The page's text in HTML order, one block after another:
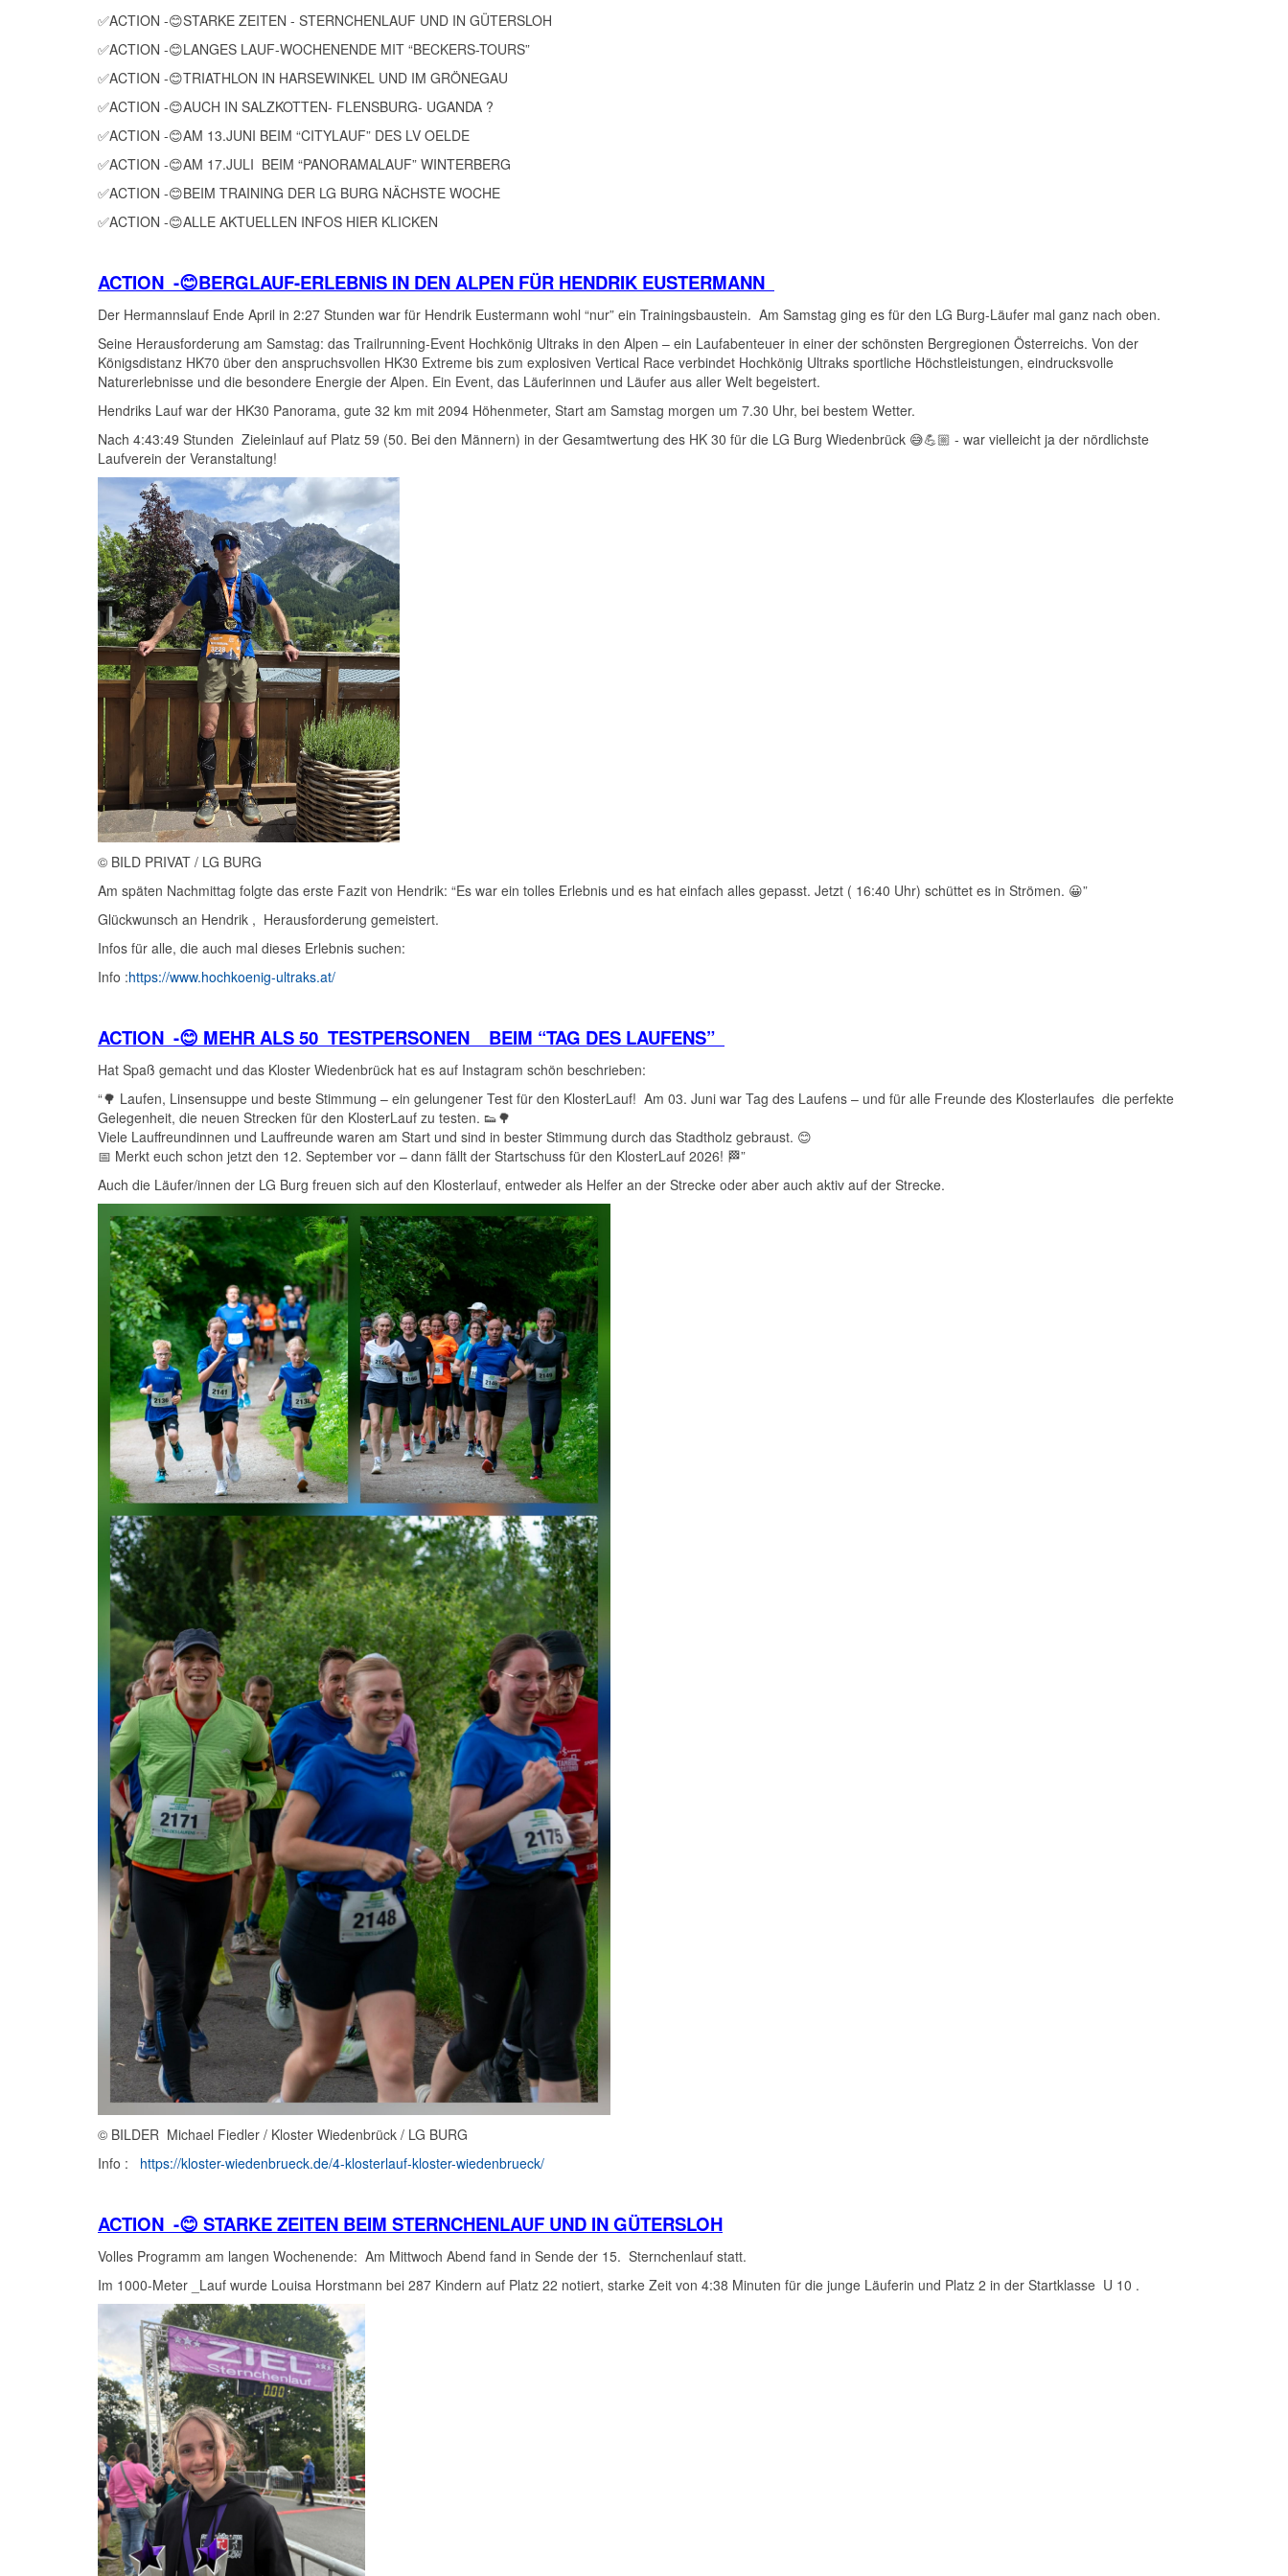
✅ACTION -😊STARKE ZEITEN - STERNCHENLAUF UND IN GÜTERSLOH
✅ACTION -😊LANGES LAUF-WOCHENENDE MIT “BECKERS-TOURS”
✅ACTION -😊TRIATHLON IN HARSEWINKEL UND IM GRÖNEGAU
✅ACTION -😊AUCH IN SALZKOTTEN- FLENSBURG- UGANDA ?
✅ACTION -😊AM 13.JUNI BEIM “CITYLAUF” DES LV OELDE
✅ACTION -😊AM 17.JULI BEIM “PANORAMALAUF” WINTERBERG
✅ACTION -😊BEIM TRAINING DER LG BURG NÄCHSTE WOCHE
✅ACTION -😊ALLE AKTUELLEN INFOS HIER KLICKEN
ACTION -😊BERGLAUF-ERLEBNIS IN DEN ALPEN FÜR HENDRIK EUSTERMANN
Der Hermannslauf Ende April in 2:27 Stunden war für Hendrik Eustermann wohl “nur” ein Trainingsbaustein. Am Samstag ging es für den LG Burg-Läufer mal ganz nach oben.
Seine Herausforderung am Samstag: das Trailrunning-Event Hochkönig Ultraks in den Alpen – ein Laufabenteuer in einer der schönsten Bergregionen Österreichs. Von der
Königsdistanz HK70 über den anspruchsvollen HK30 Extreme bis zum explosiven Vertical Race verbindet Hochkönig Ultraks sportliche Höchstleistungen, eindrucksvolle
Naturerlebnisse und die besondere Energie der Alpen. Ein Event, das Läuferinnen und Läufer aus aller Welt begeistert.
Hendriks Lauf war der HK30 Panorama, gute 32 km mit 2094 Höhenmeter, Start am Samstag morgen um 7.30 Uhr, bei bestem Wetter.
Nach 4:43:49 Stunden Zieleinlauf auf Platz 59 (50. Bei den Männern) in der Gesamtwertung des HK 30 für die LG Burg Wiedenbrück 😅💪🏼 - war vielleicht ja der nördlichste
Laufverein der Veranstaltung!
© BILD PRIVAT / LG BURG
Am späten Nachmittag folgte das erste Fazit von Hendrik: “Es war ein tolles Erlebnis und es hat einfach alles gepasst. Jetzt ( 16:40 Uhr) schüttet es in Strömen. 😀”
Glückwunsch an Hendrik , Herausforderung gemeistert.
Infos für alle, die auch mal dieses Erlebnis suchen:
Info :https://www.hochkoenig-ultraks.at/
ACTION -😊 MEHR ALS 50 TESTPERSONEN BEIM “TAG DES LAUFENS”
Hat Spaß gemacht und das Kloster Wiedenbrück hat es auf Instagram schön beschrieben:
“🌳 Laufen, Linsensuppe und beste Stimmung – ein gelungener Test für den KlosterLauf! Am 03. Juni war Tag des Laufens – und für alle Freunde des Klosterlaufes die perfekte
Gelegenheit, die neuen Strecken für den KlosterLauf zu testen. 👟🌳
Viele Lauffreundinnen und Lauffreunde waren am Start und sind in bester Stimmung durch das Stadtholz gebraust. 😊
📅 Merkt euch schon jetzt den 12. September vor – dann fällt der Startschuss für den KlosterLauf 2026! 🏁”
Auch die Läufer/innen der LG Burg freuen sich auf den Klosterlauf, entweder als Helfer an der Strecke oder aber auch aktiv auf der Strecke.
© BILDER Michael Fiedler / Kloster Wiedenbrück / LG BURG
Info : https://kloster-wiedenbrueck.de/4-klosterlauf-kloster-wiedenbrueck/
ACTION -😊 STARKE ZEITEN BEIM STERNCHENLAUF UND IN GÜTERSLOH
Volles Programm am langen Wochenende: Am Mittwoch Abend fand in Sende der 15. Sternchenlauf statt.
Im 1000-Meter _Lauf wurde Louisa Horstmann bei 287 Kindern auf Platz 22 notiert, starke Zeit von 4:38 Minuten für die junge Läuferin und Platz 2 in der Startklasse U 10 .